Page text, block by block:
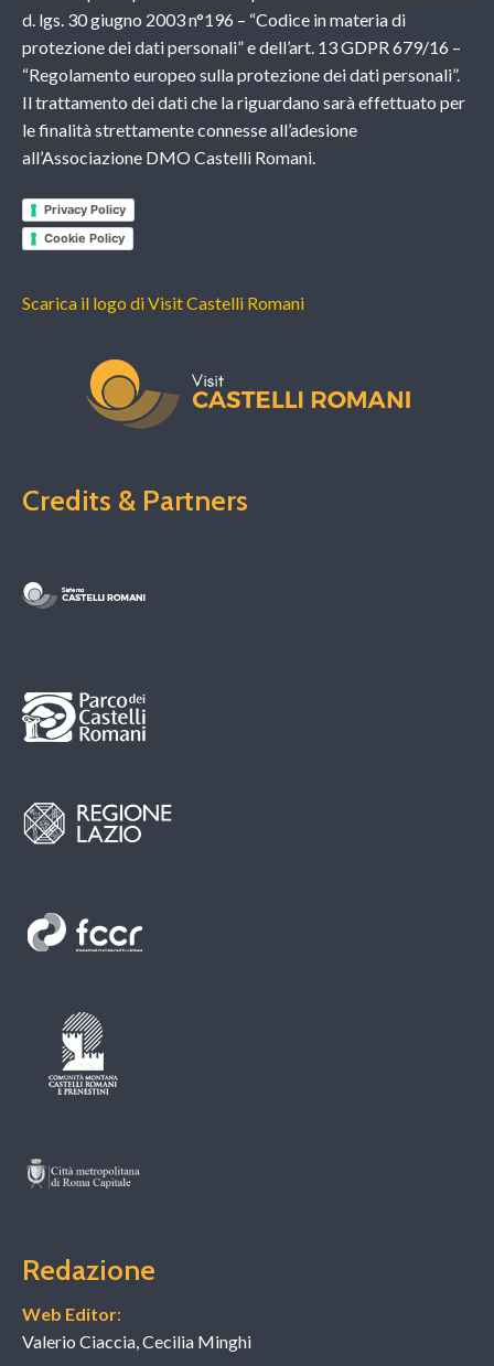
d. lgs. 30 giugno 2003 n°196 – “Codice in materia di
protezione dei dati personali” e dell’art. 13 GDPR 679/16 –
“Regolamento europeo sulla protezione dei dati personali”.
Il trattamento dei dati che la riguardano sarà effettuato per
le finalità strettamente connesse all’adesione
all’Associazione DMO Castelli Romani.
Privacy Policy
Cookie Policy
Scarica il logo di Visit Castelli Romani
Credits & Partners
Redazione
Web Editor:
Valerio Ciaccia, Cecilia Minghi